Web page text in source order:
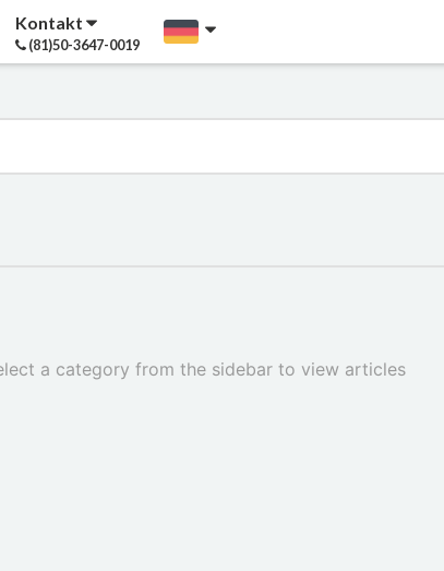
Kontakt
(81)50-3647-0019
a category from the sidebar to view articles